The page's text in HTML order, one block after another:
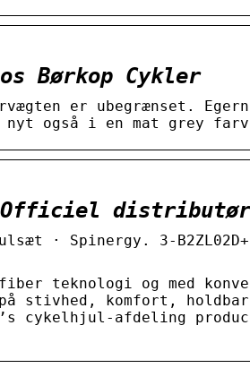
Børkop Cykler
er ubegrænset.
nyt også i en mat grey
Officiel distributør
· Spinergy. 3-
fiber teknologi og med
stivhed, komfort,
cykelhjul-afdeling